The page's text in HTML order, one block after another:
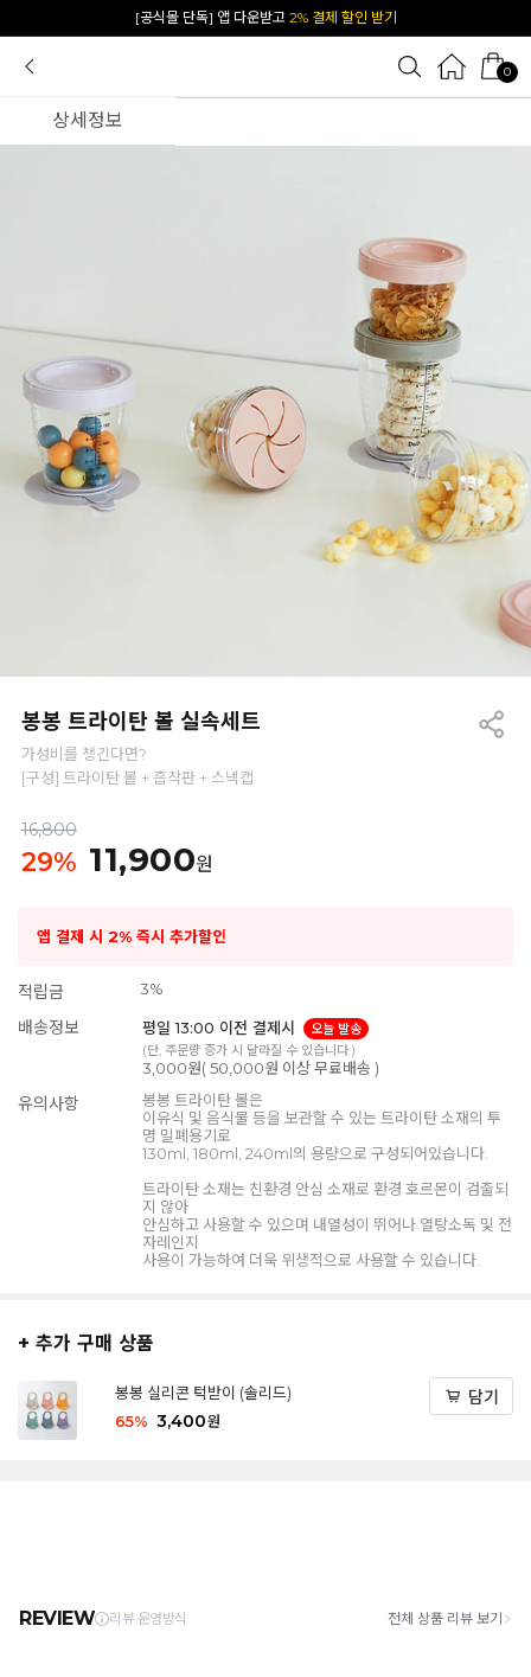
[공식몰 단독] 앱 다운받고 2% 결제 할인 받기
0
상세정보
봉봉 트라이탄 볼 실속세트
가성비를 챙긴다면?
[구성] 트라이탄 볼 + 흡착판 + 스낵캡
16,800
29% 11,900원
앱 결제 시 2% 즉시 추가할인
적립금 3%
배송정보 평일 13:00 이전 결제시
오늘 발송
(단, 주문량 증가 시 달라질 수 있습니다.)
3,000원( 50,000원 이상 무료배송 )
유의사항
봉봉 트라이탄 볼은
이유식 및 음식물 등을 보관할 수 있는 트라이탄 소재의 투
명 밀폐용기로
130ml, 180ml, 240ml의 용량으로 구성되어있습니다.
트라이탄 소재는 친환경 안심 소재로 환경 호르몬이 검출되
지 않아
안심하고 사용할 수 있으며 내열성이 뛰어나 열탕소독 및 전
자레인지
사용이 가능하여 더욱 위생적으로 사용할 수 있습니다.
+ 추가 구매 상품
봉봉 실리콘 턱받이 (솔리드)
65% 3,400원
담기